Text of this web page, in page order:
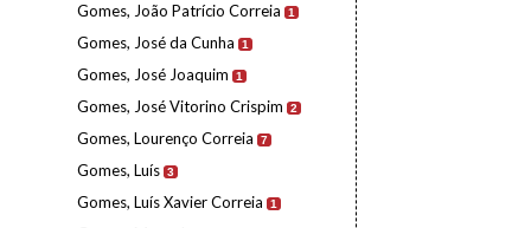
Gomes, João Patrício Correia 1
Gomes, José da Cunha 1
Gomes, José Joaquim 1
Gomes, José Vitorino Crispim 2
Gomes, Lourenço Correia 7
Gomes, Luís 3
Gomes, Luís Xavier Correia 1